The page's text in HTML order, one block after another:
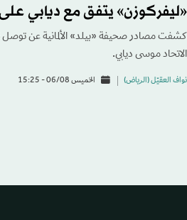
«ليفركوزن» يتفق مع ديابي
كشفت مصادر صحيفة «بيلد» الألمانية عن توصل
الاتحاد موسى ديابي.
نواف العقيّل (الرياض) الخميس 06/08 - 15:25